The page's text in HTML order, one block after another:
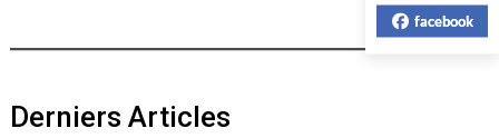
Derniers Articles
facebook